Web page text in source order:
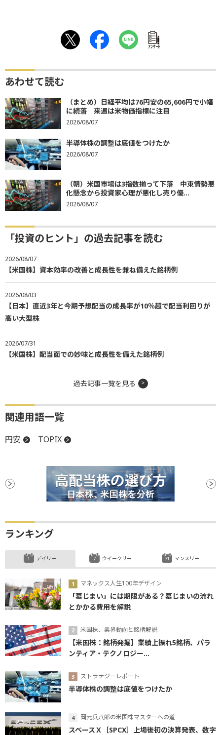
ｱﾝｹｰﾄ
あわせて読む
（まとめ）日経平均は76円安の65,606円で小幅
に続落 来週は米物価指標に注目
2026/08/07
半導体株の調整は底値をつけたか
2026/08/07
（朝）米国市場は3指数揃って下落 中東情勢悪
化懸念から投資家心理が悪化し売り優...
2026/08/07
「投資のヒント」の過去記事を読む
2026/08/07
【米国株】資本効率の改善と成長性を兼ね備えた銘柄例
2026/08/03
【日本】直近3年と今期予想配当の成長率が10％超で配当利回りが
高い大型株
2026/07/31
【米国株】配当面での妙味と成長性を備えた銘柄例
過去記事一覧を見る
関連用語一覧
円安 TOPIX
ランキング
デイリー
マネックス人生100年デザイン
「墓じまい」には期限がある？墓じまいの流れ
とかかる費用を解説
米国株、業界動向と銘柄解説
【米国株：銘柄発掘】業績上振れ5銘柄、パラ
ンティア・テクノロジー...
ストラテジーレポート
半導体株の調整は底値をつけたか
岡元兵八郎の米国株マスターへの道
スペースＸ［SPCX］上場後初の決算発表、数字
ウイークリー マンスリー